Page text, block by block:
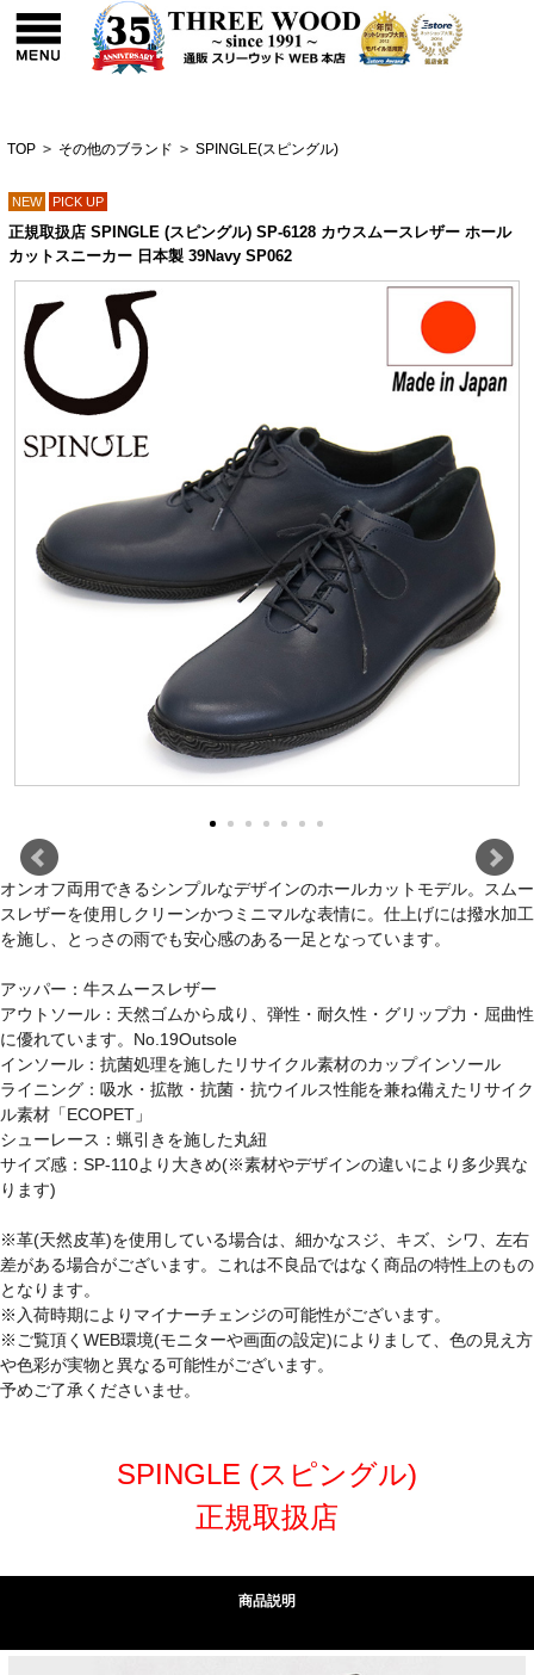
TOP > その他のブランド > SPINGLE(スピングル)
NEW PICK UP
正規取扱店 SPINGLE (スピングル) SP-6128 カウスムースレザー ホール
カットスニーカー 日本製 39Navy SP062
オンオフ両用できるシンプルなデザインのホールカットモデル。スムー
スレザーを使用しクリーンかつミニマルな表情に。仕上げには撥水加工
を施し、とっさの雨でも安心感のある一足となっています。
アッパー：牛スムースレザー
アウトソール：天然ゴムから成り、弾性・耐久性・グリップ力・屈曲性
に優れています。No.19Outsole
インソール：抗菌処理を施したリサイクル素材のカップインソール
ライニング：吸水・拡散・抗菌・抗ウイルス性能を兼ね備えたリサイク
ル素材「ECOPET」
シューレース：蝋引きを施した丸紐
サイズ感：SP-110より大きめ(※素材やデザインの違いにより多少異な
ります)
※革(天然皮革)を使用している場合は、細かなスジ、キズ、シワ、左右
差がある場合がございます。これは不良品ではなく商品の特性上のもの
となります。
※入荷時期によりマイナーチェンジの可能性がございます。
※ご覧頂くWEB環境(モニターや画面の設定)によりまして、色の見え方
や色彩が実物と異なる可能性がございます。
予めご了承くださいませ。
SPINGLE (スピングル)
正規取扱店
商品説明